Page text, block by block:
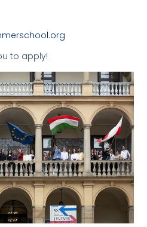
to apply!